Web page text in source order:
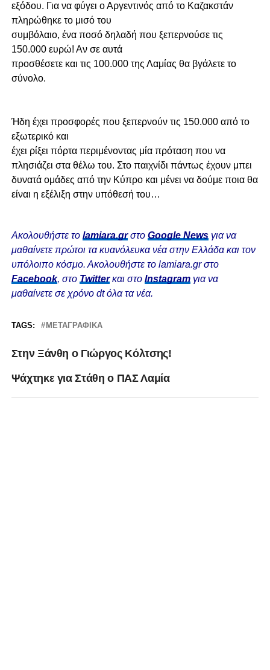
εξόδου. Για να φύγει ο Αργεντινός από το Καζακστάν
πληρώθηκε το μισό του
συμβόλαιο, ένα ποσό δηλαδή που ξεπερνούσε τις
150.000 ευρώ! Αν σε αυτά
προσθέσετε και τις 100.000 της Λαμίας θα βγάλετε το
σύνολο.
Ήδη έχει προσφορές που ξεπερνούν τις 150.000 από το
εξωτερικό και
έχει ρίξει πόρτα περιμένοντας μία πρόταση που να
πλησιάζει στα θέλω του. Στο παιχνίδι πάντως έχουν μπει
δυνατά ομάδες από την Κύπρο και μένει να δούμε ποια θα
είναι η εξέλιξη στην υπόθεσή του…
Ακολουθήστε το lamiara.grστο Google Newsγια να
μαθαίνετε πρώτοι τα κυανόλευκα νέα στην Ελλάδα και τον
υπόλοιπο κόσμο. Ακολουθήστε το lamiara.gr στο
Facebook, στο Twitterκαι στο Instagram για να
μαθαίνετε σε χρόνο dt όλα τα νέα.
TAGS: ΜΕΤΑΓΡΑΦΙΚΆ
Στην Ξάνθη ο Γιώργος Κόλτσης!
Ψάχτηκε για Στάθη ο ΠΑΣ Λαμία